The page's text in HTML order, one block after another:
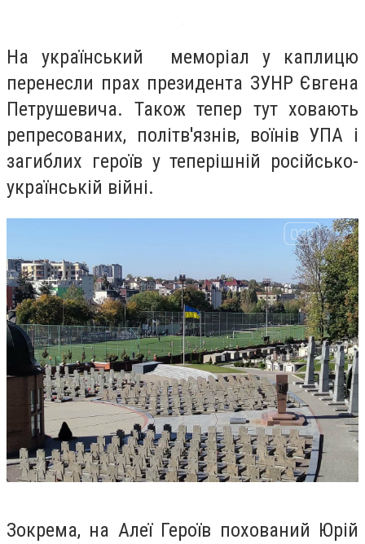
На український меморіал у каплицю
перенесли прах президента ЗУНР Євгена
Петрушевича. Також тепер тут ховають
репресованих, політв'язнів, воїнів УПА і
загиблих героїв у теперішній російсько-
українській війні.
Зокрема, на Алеї Героїв похований Юрій